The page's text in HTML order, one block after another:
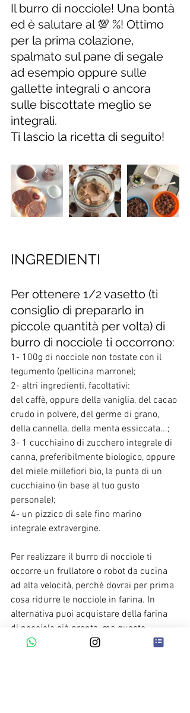
Il burro di nocciole! Una bontà
ed è salutare al 💯 %! Ottimo
per la prima colazione,
spalmato sul pane di segale
ad esempio oppure sulle
gallette integrali o ancora
sulle biscottate meglio se
integrali.
Ti lascio la ricetta di seguito!
INGREDIENTI
Per ottenere 1/2 vasetto (ti
consiglio di prepararlo in
piccole quantità per volta) di
burro di nocciole ti occorrono:
1- 100g di nocciole non tostate con il
tegumento (pellicina marrone);
2- altri ingredienti, facoltativi:
del caffè, oppure della vaniglia, del cacao
crudo in polvere, del germe di grano,
della cannella, della menta essiccata...;
3- 1 cucchiaino di zucchero integrale di
canna, preferibilmente biologico, oppure
del miele millefiori bio, la punta di un
cucchiaino (in base al tuo gusto
personale);
4- un pizzico di sale fino marino
integrale extravergine.
Per realizzare il burro di nocciole ti
occorre un frullatore o robot da cucina
ad alta velocità, perchè dovrai per prima
cosa ridurre le nocciole in farina. In
alternativa puoi acquistare della farina
di nocciole già pronta, ma questo
elettrodomestico ti servirà in ogni caso.